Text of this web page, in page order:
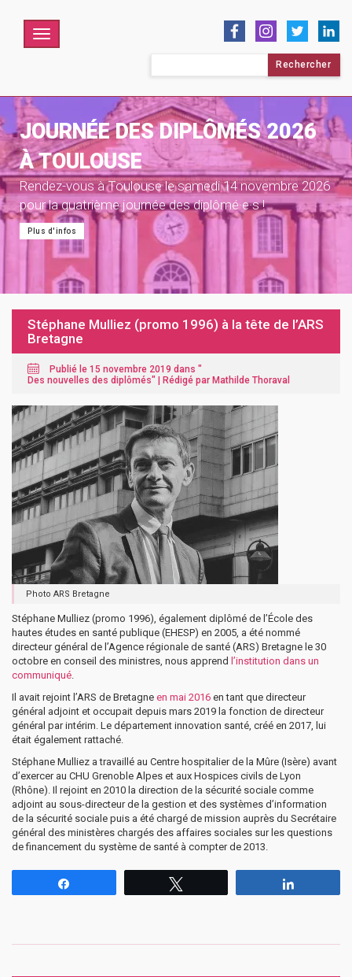
Menu
JOURNÉE DES DIPLÔMÉS 2026
À TOULOUSE
Rendez-vous à Toulouse le samedi 14 novembre 2026
pour la quatrième journée des diplômé·e·s !
Plus d'infos
Stéphane Mulliez (promo 1996) à la tête de l’ARS
Bretagne
Publié le 15 novembre 2019 dans "
Des nouvelles des diplômés" | Rédigé par Mathilde Thoraval
Photo ARS Bretagne
Stéphane Mulliez (promo 1996), également diplômé de l’École des
hautes études en santé publique (EHESP) en 2005, a été nommé
directeur général de l’Agence régionale de santé (ARS) Bretagne le 30
octobre en conseil des ministres, nous apprend l’institution dans un
communiqué
Il avait rejoint l’ARS de Bretagne en mai 2016 en tant que directeur
général adjoint et occupait depuis mars 2019 la fonction de directeur
général par intérim. Le département innovation santé, créé en 2017, lui
était également rattaché.
Stéphane Mulliez a travaillé au Centre hospitalier de la Mûre (Isère) avant
d’exercer au CHU Grenoble Alpes et aux Hospices civils de Lyon
(Rhône). Il rejoint en 2010 la direction de la sécurité sociale comme
adjoint au sous-directeur de la gestion et des systèmes d’information
de la sécurité sociale puis a été chargé de mission auprès du Secrétaire
général des ministères chargés des affaires sociales sur les questions
de financement du système de santé à compter de 2013.